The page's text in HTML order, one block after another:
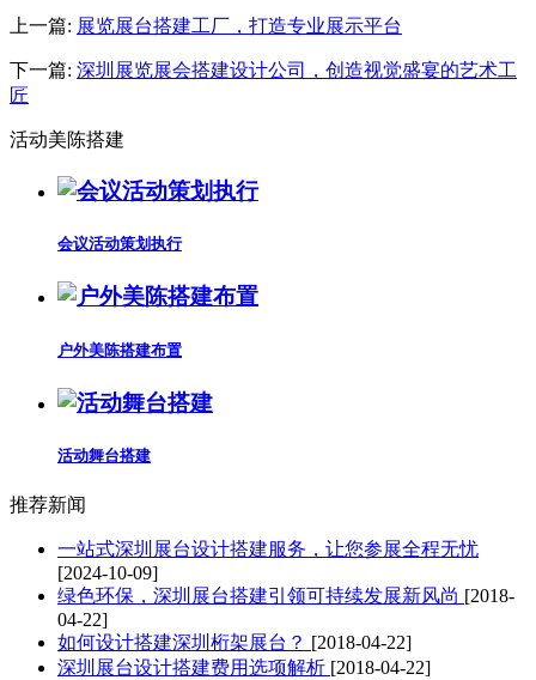
上一篇: 展览展台搭建工厂，打造专业展示平台
下一篇: 深圳展览展会搭建设计公司，创造视觉盛宴的艺术工
匠
活动美陈搭建
会议活动策划执行
户外美陈搭建布置
活动舞台搭建
推荐新闻
一站式深圳展台设计搭建服务，让您参展全程无忧
[2024-10-09]
绿色环保，深圳展台搭建引领可持续发展新风尚 [2018-
04-22]
如何设计搭建深圳桁架展台？ [2018-04-22]
深圳展台设计搭建费用选项解析 [2018-04-22]